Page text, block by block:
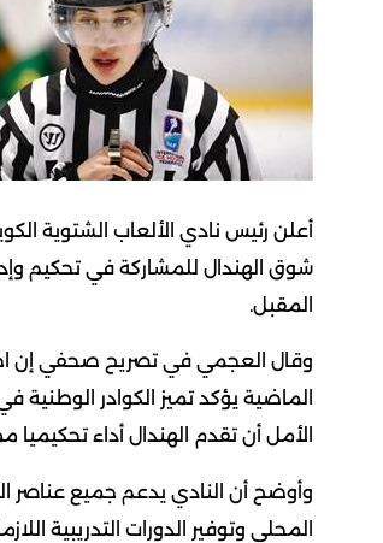
المقبل.
وقال العجمي في تصريح صحفي إن
الماضية يؤكد تميز الكوادر
الأمل أن تقدم الهندال أداء
وأوضح أن النادي يدعم جميع عناصر
المحلي وتوفير الدورات التدريبية